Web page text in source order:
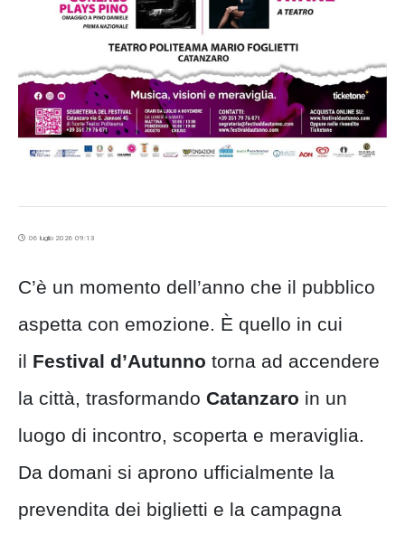
06 luglio 2026 09:13
C’è un momento dell’anno che il pubblico
aspetta con emozione. È quello in cui
il Festival d’Autunno torna ad accendere
la città, trasformando Catanzaro in un
luogo di incontro, scoperta e meraviglia.
Da domani si aprono ufficialmente la
prevendita dei biglietti e la campagna